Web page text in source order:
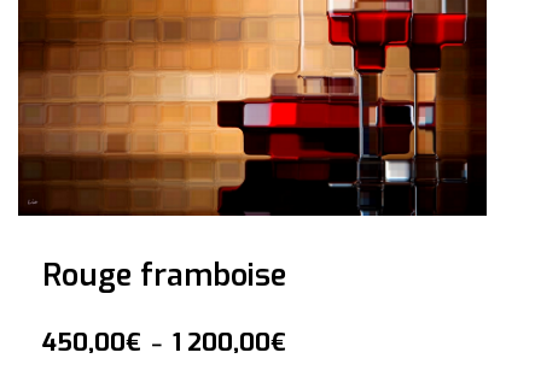
Rouge framboise
450,00€ – 1 200,00€